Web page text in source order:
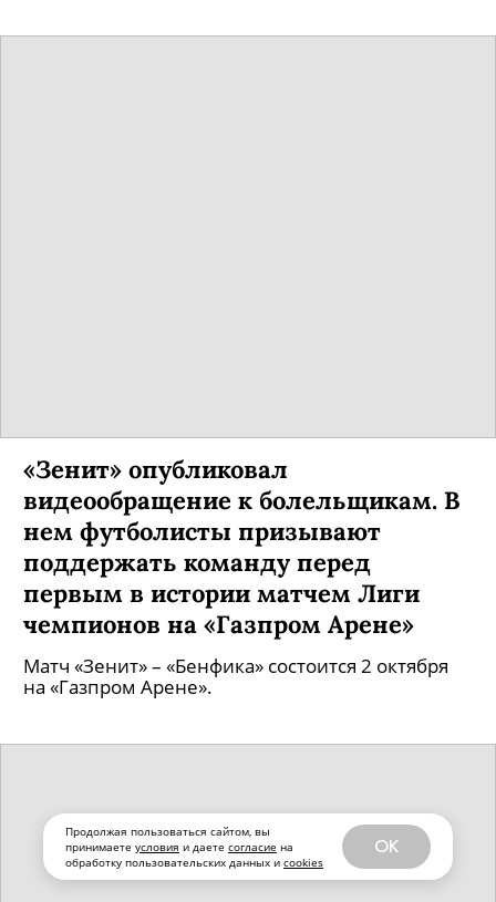
Продолжая пользоваться сайтом, вы
принимаете условия и даете согласие на
обработку пользовательских данных и cookies
OK
«Зенит» опубликовал
видеообращение к болельщикам. В
нем футболисты призывают
поддержать команду перед
первым в истории матчем Лиги
чемпионов на «Газпром Арене»
Матч «Зенит» – «Бенфика» состоится 2 октября
на «Газпром Арене».